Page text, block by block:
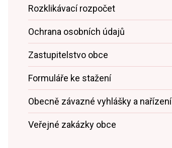
Rozklikávací rozpočet
Ochrana osobních údajů
Zastupitelstvo obce
Formuláře ke stažení
Obecně závazné vyhlášky a nařízení
Veřejné zakázky obce